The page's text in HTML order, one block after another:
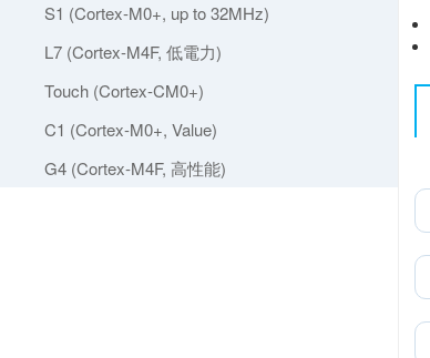
S1 (Cortex-M0+, up to 32MHz)
L7 (Cortex-M4F, 低電力)
Touch (Cortex-CM0+)
C1 (Cortex-M0+, Value)
G4 (Cortex-M4F, 高性能)